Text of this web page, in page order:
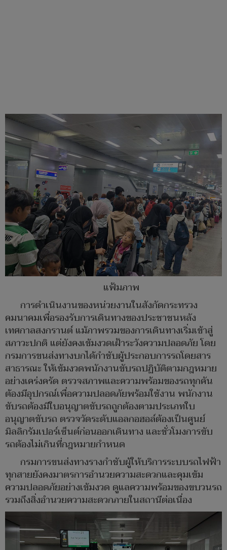
แฟ้มภาพ
การดำเนินงานของหน่วยงานในสังกัดกระทรวง
คมนาคมเพื่อรองรับการเดินทางของประชาชนหลัง
เทศกาลสงกรานต์ แม้ภาพรวมของการเดินทางเริ่มเข้าสู่
สภาวะปกติ แต่ยังคงเข้มงวดเฝ้าระวังความปลอดภัย โดย
กรมการขนส่งทางบกได้กำชับผู้ประกอบการรถโดยสาร
สาธารณะ ให้เข้มงวดพนักงานขับรถปฏิบัติตามกฎหมาย
อย่างเคร่งครัด ตรวจสภาพและความพร้อมของรถทุกคัน
ต้องมีอุปกรณ์เพื่อความปลอดภัยพร้อมใช้งาน พนักงาน
ขับรถต้องมีใบอนุญาตขับรถถูกต้องตามประเภทใบ
อนุญาตขับรถ ตรวจวัดระดับแอลกอฮอล์ต้องเป็นศูนย์
มิลลิกรัมเปอร์เซ็นต์ก่อนออกเดินทาง และชั่วโมงการขับ
รถต้องไม่เกินที่กฎหมายกำหนด
กรมการขนส่งทางรางกำชับผู้ให้บริการระบบรถไฟฟ้า
ทุกสายยังคงมาตรการอำนวยความสะดวกและคุมเข้ม
ความปลอดภัยอย่างเข้มงวด ดูแลความพร้อมของขบวนรถ
รวมถึงสิ่งอำนวยความสะดวกภายในสถานีต่อเนื่อง